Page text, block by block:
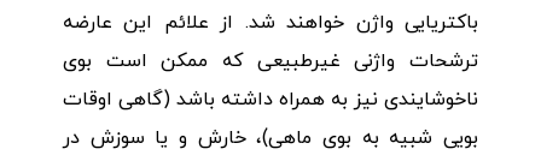
باکتریایی واژن خواهند شد. از علائم این عارضه
ترشحات واژنی غیرطبیعی که ممکن است بوی
ناخوشایندی نیز به همراه داشته باشد (گاهی اوقات
بویی شبیه به بوی ماهی)، خارش و یا سوزش در